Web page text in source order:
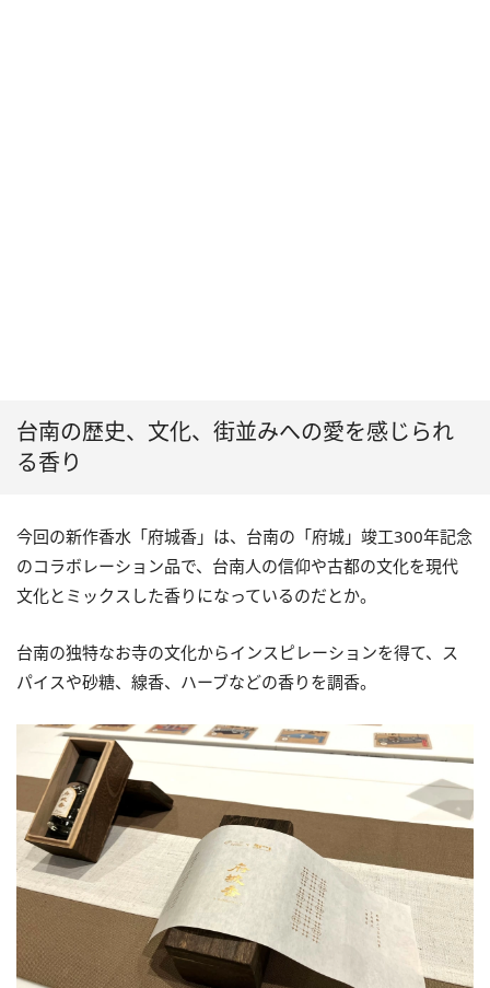
台南の歴史、文化、街並みへの愛を感じられ
る香り
今回の新作香水「府城香」は、台南の「府城」竣工300年記念
のコラボレーション品で、台南人の信仰や古都の文化を現代
文化とミックスした香りになっているのだとか。
台南の独特なお寺の文化からインスピレーションを得て、ス
パイスや砂糖、線香、ハーブなどの香りを調香。